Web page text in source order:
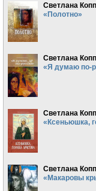
Светлана
«Полотно»
Светлана
«Я думаю по-
Светлана
«Ксеньюшка,
Светлана
«Макаровы